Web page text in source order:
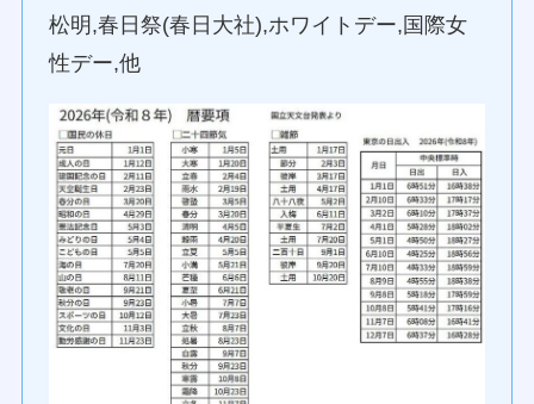
松明,春日祭(春日大社),ホワイトデー,国際女
性デー,他